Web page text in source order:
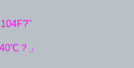
？」